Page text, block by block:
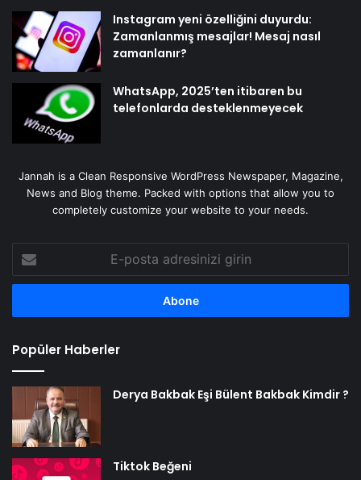
Instagram yeni özelliğini duyurdu:
Zamanlanmış mesajlar! Mesaj nasıl
zamanlanır?
WhatsApp, 2025’ten itibaren bu
telefonlarda desteklenmeyecek
Jannah is a Clean Responsive WordPress Newspaper, Magazine,
News and Blog theme. Packed with options that allow you to
completely customize your website to your needs.
posta
adresinizi
Popüler Haberler
Derya Bakbak Eşi Bülent Bakbak Kimdir ?
Tiktok Beğeni